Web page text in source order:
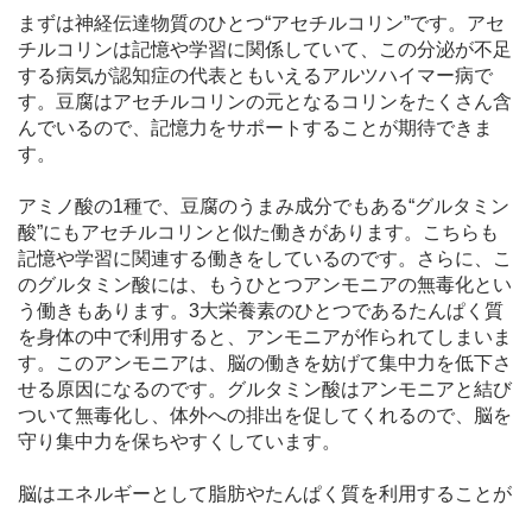
まずは神経伝達物質のひとつ“アセチルコリン”です。アセ
チルコリンは記憶や学習に関係していて、この分泌が不足
する病気が認知症の代表ともいえるアルツハイマー病で
す。豆腐はアセチルコリンの元となるコリンをたくさん含
んでいるので、記憶力をサポートすることが期待できま
す。
アミノ酸の1種で、豆腐のうまみ成分でもある“グルタミン
酸”にもアセチルコリンと似た働きがあります。こちらも
記憶や学習に関連する働きをしているのです。さらに、こ
のグルタミン酸には、もうひとつアンモニアの無毒化とい
う働きもあります。3大栄養素のひとつであるたんぱく質
を身体の中で利用すると、アンモニアが作られてしまいま
す。このアンモニアは、脳の働きを妨げて集中力を低下さ
せる原因になるのです。グルタミン酸はアンモニアと結び
ついて無毒化し、体外への排出を促してくれるので、脳を
守り集中力を保ちやすくしています。
脳はエネルギーとして脂肪やたんぱく質を利用することが